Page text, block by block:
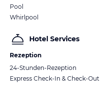
Pool
Whirlpool
Hotel Services
Rezeption
24-Stunden-Rezeption
Express Check-In & Check-Out